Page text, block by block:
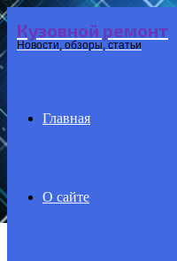
Menu
Кузовной ремонт
Новости, обзоры, статьи
Главная
О сайте